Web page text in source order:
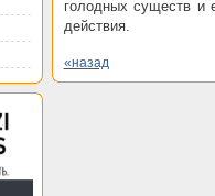
голодных существ и
действия.
«назад